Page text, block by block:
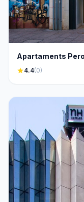
Apartaments
star4.4(0)